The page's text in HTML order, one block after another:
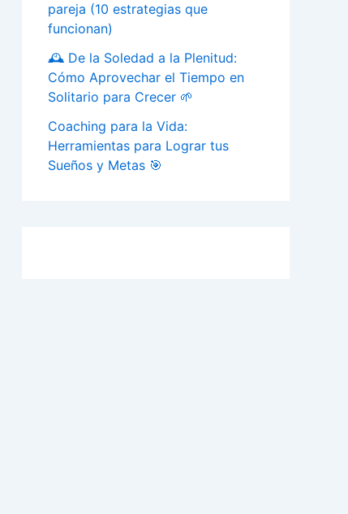
pareja (10 estrategias que
funcionan)
🕰️ De la Soledad a la Plenitud:
Cómo Aprovechar el Tiempo en
Solitario para Crecer 🌱
Coaching para la Vida:
Herramientas para Lograr tus
Sueños y Metas 🎯